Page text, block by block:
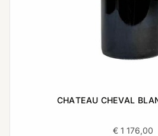
CHATEAU CHEVAL
€ 1 176,00